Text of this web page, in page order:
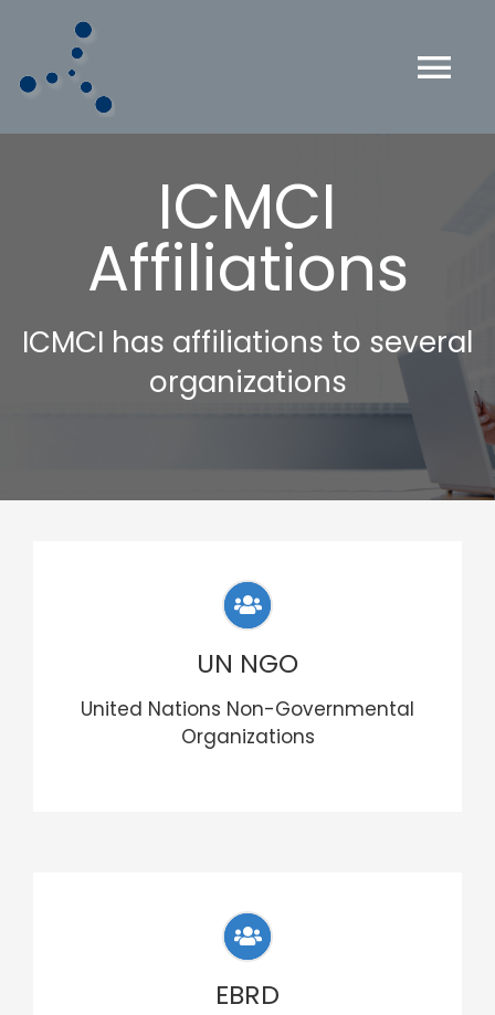
content
ΕΠΙΚΟΙΝΩΝΙΑ
ICMCI
Affiliations
ICMCI has affiliations to several
organizations
UN NGO
United Nations Non-Governmental
Organizations
EBRD